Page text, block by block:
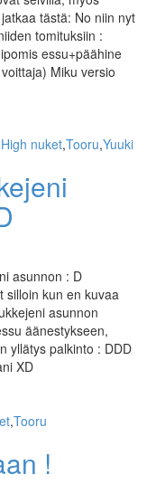
tästä: No niin nyt
tomituksiin :
essu+päähine
Miku versio
nuket,Tooru,Yuuki
asunnon : D
silloin kun en kuvaa
asunnon
äänestykseen,
yllätys palkinto : DDD
XD
,Tooru
!